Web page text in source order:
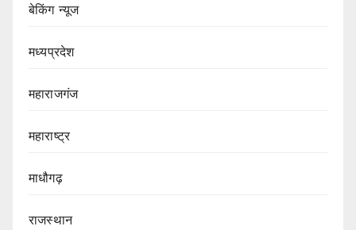
बेकिंग न्यूज
मध्यप्रदेश
महाराजगंज
महाराष्ट्र
माधौगढ़
राजस्थान